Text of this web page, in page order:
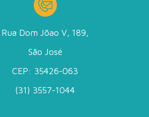
Rua Dom Jõao V, 189,
São José
CEP: 35426-063
(31) 3557-1044